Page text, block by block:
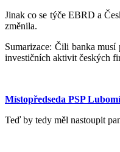
Jinak co se týče EBRD a
změnila.
Sumarizace: Čili banka
investičních aktivit českých
Místopředseda PSP
Teď by tedy měl nastoupit